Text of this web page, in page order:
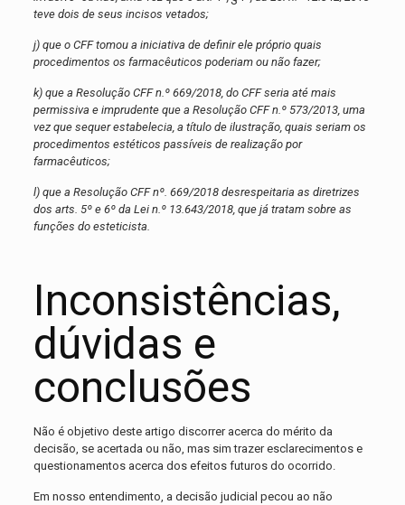
teve dois de seus incisos vetados;
j) que o CFF tomou a iniciativa de definir ele próprio quais
procedimentos os farmacêuticos poderiam ou não fazer;
k) que a Resolução CFF n.º 669/2018, do CFF seria até mais
permissiva e imprudente que a Resolução CFF n.º 573/2013, uma
vez que sequer estabelecia, a título de ilustração, quais seriam os
procedimentos estéticos passíveis de realização por
farmacêuticos;
l) que a Resolução CFF nº. 669/2018 desrespeitaria as diretrizes
dos arts. 5º e 6º da Lei n.º 13.643/2018, que já tratam sobre as
funções do esteticista.
Inconsistências,
dúvidas e
conclusões
Não é objetivo deste artigo discorrer acerca do mérito da
decisão, se acertada ou não, mas sim trazer esclarecimentos e
questionamentos acerca dos efeitos futuros do ocorrido.
Em nosso entendimento, a decisão judicial pecou ao não